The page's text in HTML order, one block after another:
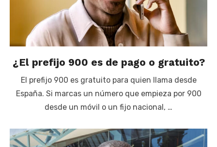
¿El prefijo 900 es de pago o gratuito?
El prefijo 900 es gratuito para quien llama desde
España. Si marcas un número que empieza por 900
desde un móvil o un fijo nacional, …